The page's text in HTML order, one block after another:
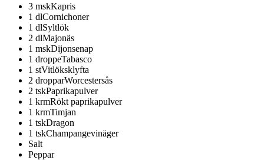
3 mskKapris
1 dlCornichoner
1 dlSyltlök
2 dlMajonäs
1 mskDijonsenap
1 droppeTabasco
1 stVitlöksklyfta
2 dropparWorcestersås
2 tskPaprikapulver
1 krmRökt paprikapulver
1 krmTimjan
1 tskDragon
1 tskChampangevinäger
Salt
Peppar